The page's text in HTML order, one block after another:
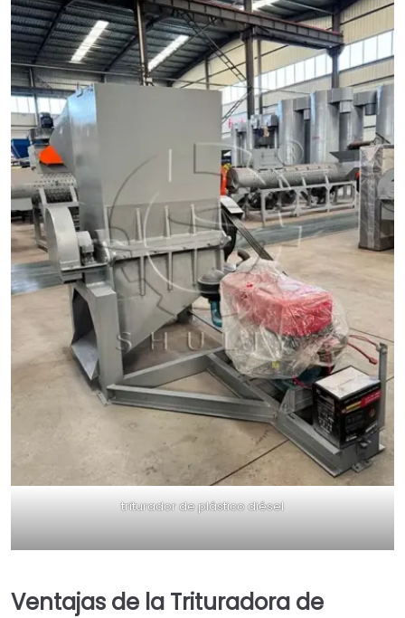
triturador de plástico diésel
Ventajas de la Trituradora de